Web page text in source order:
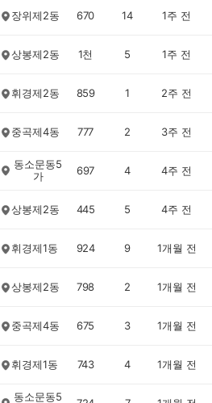
장위제2동 670 14 1주 전
상봉제2동 1천 5 1주 전
휘경제2동 859 1 2주 전
중곡제4동 777 2 3주 전
동소문동5
가
697 4 4주 전
상봉제2동 445 5 4주 전
휘경제1동 924 9 1개월 전
상봉제2동 798 2 1개월 전
중곡제4동 675 3 1개월 전
휘경제1동 743 4 1개월 전
동소문동5